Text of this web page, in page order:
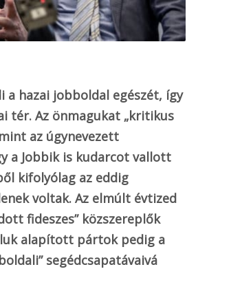
hazai jobboldal egészét, így
tér. Az önmagukat „kritikus
az úgynevezett
a Jobbik is kudarcot vallott
kifolyólag az eddig
voltak. Az elmúlt évtized
fideszes” közszereplők
alapított pártok pedig a
segédcsapatávaivá